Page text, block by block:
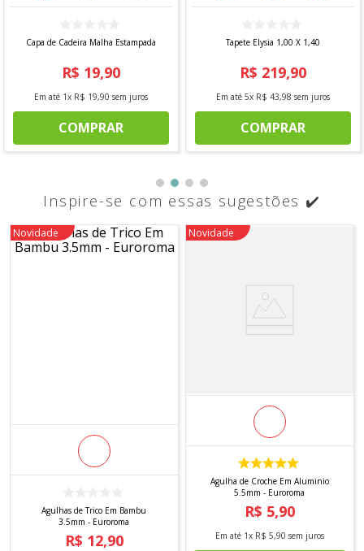
Capa de Cadeira Malha Estampada
R$ 19,90
Em até 1x R$ 19,90 sem juros
COMPRAR
Tapete Elysia 1,00 X 1,40
R$ 219,90
Em até 5x R$ 43,98 sem juros
COMPRAR
Inspire-se com essas sugestões ✔️
Novidade
Agulhas de Trico Em Bambu
3.5mm - Euroroma
R$ 12,90
Novidade
Agulha de Croche Em Aluminio
5.5mm - Euroroma
R$ 5,90
Em até 1x R$ 5,90 sem juros